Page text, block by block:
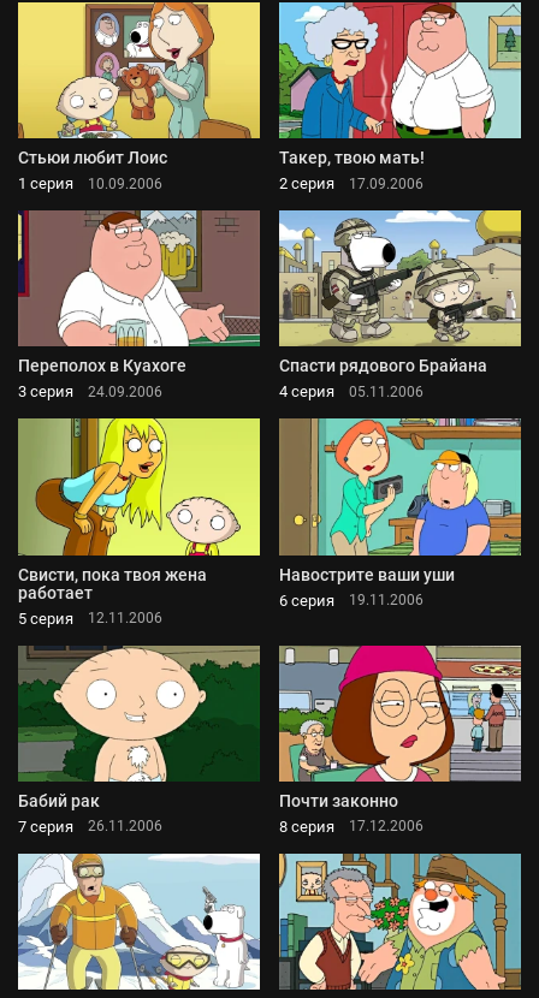
Стьюи любит Лоис
1 серия 10.09.2006
Такер, твою мать!
2 серия 17.09.2006
Переполох в Куахоге
3 серия 24.09.2006
Спасти рядового Брайана
4 серия 05.11.2006
Свисти, пока твоя жена
работает
5 серия 12.11.2006
Навострите ваши уши
6 серия 19.11.2006
Бабий рак
7 серия 26.11.2006
Почти законно
8 серия 17.12.2006